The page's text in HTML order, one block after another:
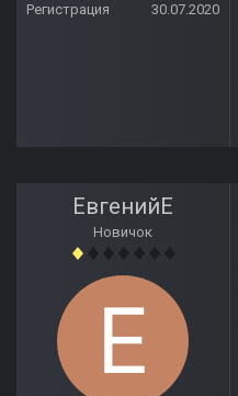
Регистрация
30.07.2020
ЕвгенийЕ
Новичок